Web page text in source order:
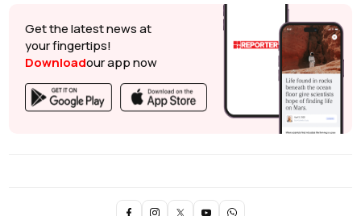
Get the latest news at
your fingertips!
Downloadour app now